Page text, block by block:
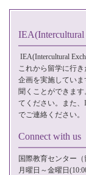
IEA(Intercultural
IEA(Intercultural
これから留学に行
企画を実施してい
聞くことができま
てください。また
でご連絡ください。
Connect with us
国際教育センター（
月曜日～金曜日